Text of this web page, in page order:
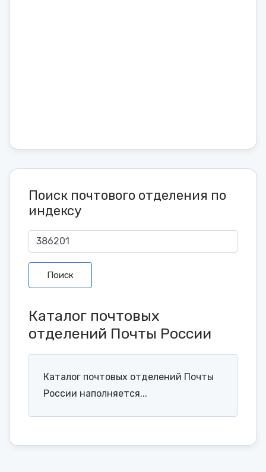
Поиск почтового отделения по
индексу
Поиск
Каталог почтовых
отделений Почты России
Каталог почтовых отделений Почты
России наполняется...